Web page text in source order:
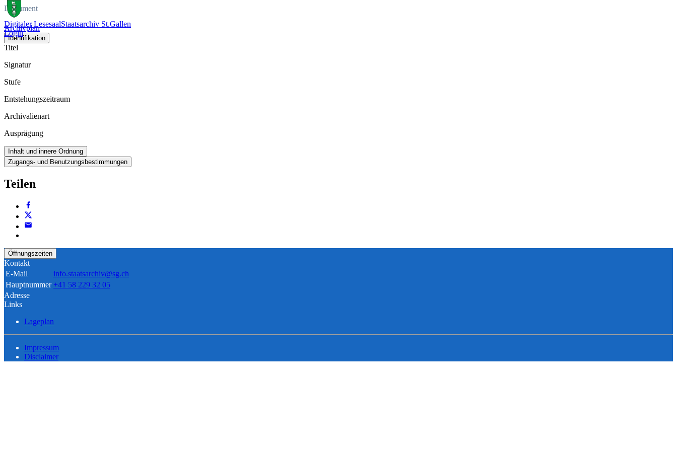
Digitaler LesesaalStaatsarchiv St.Gallen
Login
Dokument
Archivplan
Identifikation
Titel
Signatur
Stufe
Entstehungszeitraum
Archivalienart
Ausprägung
Inhalt und innere Ordnung
Zugangs- und Benutzungsbestimmungen
Teilen
Öffnungszeiten
Kontakt
E-Mail
info.staatsarchiv@sg.ch
Hauptnummer +41 58 229 32 05
Adresse
Links
Lageplan
Impressum
Disclaimer